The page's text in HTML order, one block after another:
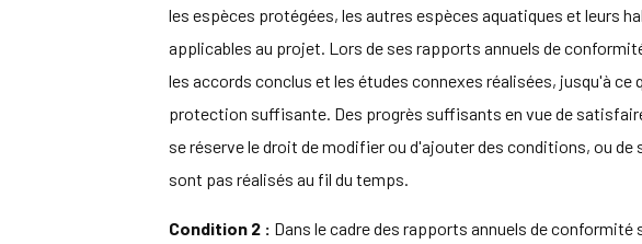
les espèces protégées, les autres espèces aquatiques et leurs
applicables au projet. Lors de ses rapports annuels de
les accords conclus et les études connexes réalisées, jusqu'à
protection suffisante. Des progrès suffisants en vue de
se réserve le droit de modifier ou d'ajouter des conditions, ou
sont pas réalisés au fil du temps.
Condition 2 : Dans le cadre des rapports annuels de